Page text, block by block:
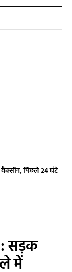
पिछले 24 घंटे
सड़क
में